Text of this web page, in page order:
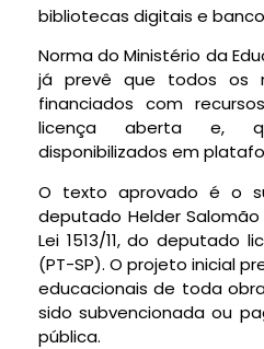
bibliotecas digitais e
Norma do Ministério da
já prevê que todos os
financiados com
licença aberta e,
disponibilizados em
O texto aprovado é o
deputado Helder
Lei 1513/11, do deputado
(PT-SP). O projeto inicial
educacionais de toda
sido subvencionada ou
pública.